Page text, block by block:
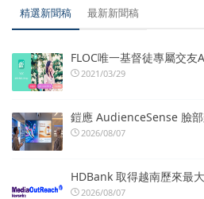
精選新聞稿 最新新聞稿
FLOC唯一基督徒專屬交友
2021/03/29
鎧應 AudienceSense 臉
2026/08/07
HDBank 取得越南歷來最
2026/08/07